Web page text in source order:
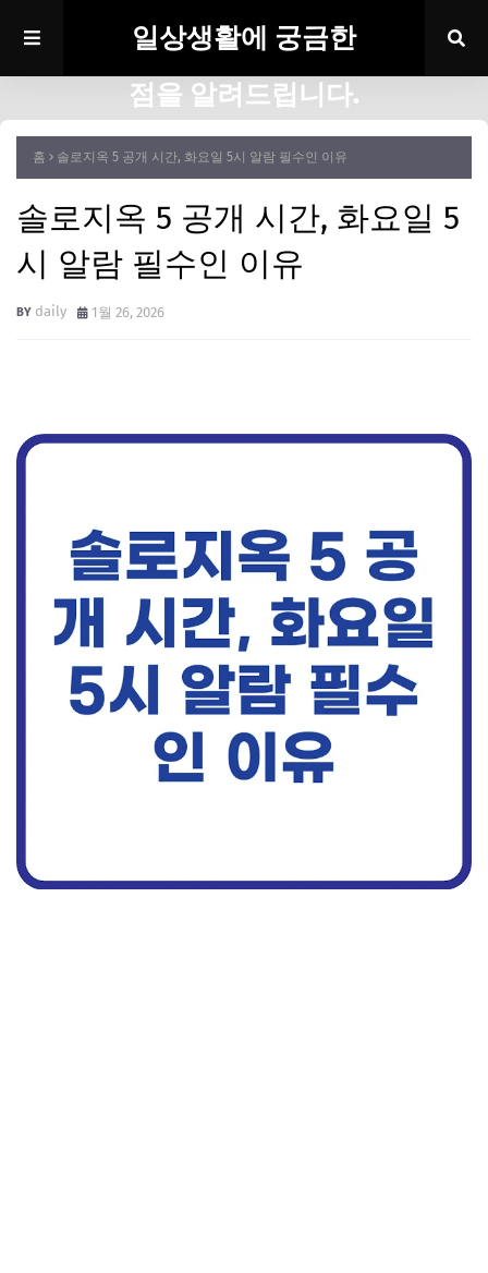
일상생활에 궁금한
점을 알려드립니다.
홈 솔로지옥 5 공개 시간, 화요일 5시 알람 필수인 이유
솔로지옥 5 공개 시간, 화요일 5
시 알람 필수인 이유
daily 1월 26, 2026